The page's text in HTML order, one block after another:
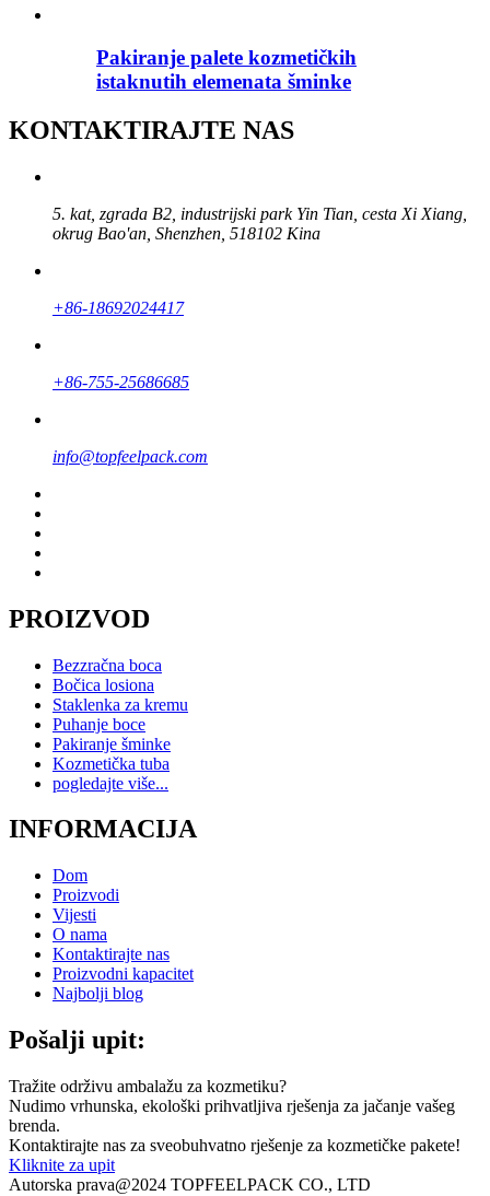
Pakiranje palete kozmetičkih
istaknutih elemenata šminke
KONTAKTIRAJTE NAS
5. kat, zgrada B2, industrijski park Yin Tian, ​​cesta Xi Xiang,
okrug Bao'an, Shenzhen, 518102 Kina
+86-18692024417
+86-755-25686685
info@topfeelpack.com
PROIZVOD
Bezzračna boca
Bočica losiona
Staklenka za kremu
Puhanje boce
Pakiranje šminke
Kozmetička tuba
pogledajte više...
INFORMACIJA
Dom
Proizvodi
Vijesti
O nama
Kontaktirajte nas
Proizvodni kapacitet
Najbolji blog
Pošalji upit:
Tražite održivu ambalažu za kozmetiku?
Nudimo vrhunska, ekološki prihvatljiva rješenja za jačanje vašeg
brenda.
Kontaktirajte nas za sveobuhvatno rješenje za kozmetičke pakete!
Kliknite za upit
Autorska prava@2024 TOPFEELPACK CO., LTD